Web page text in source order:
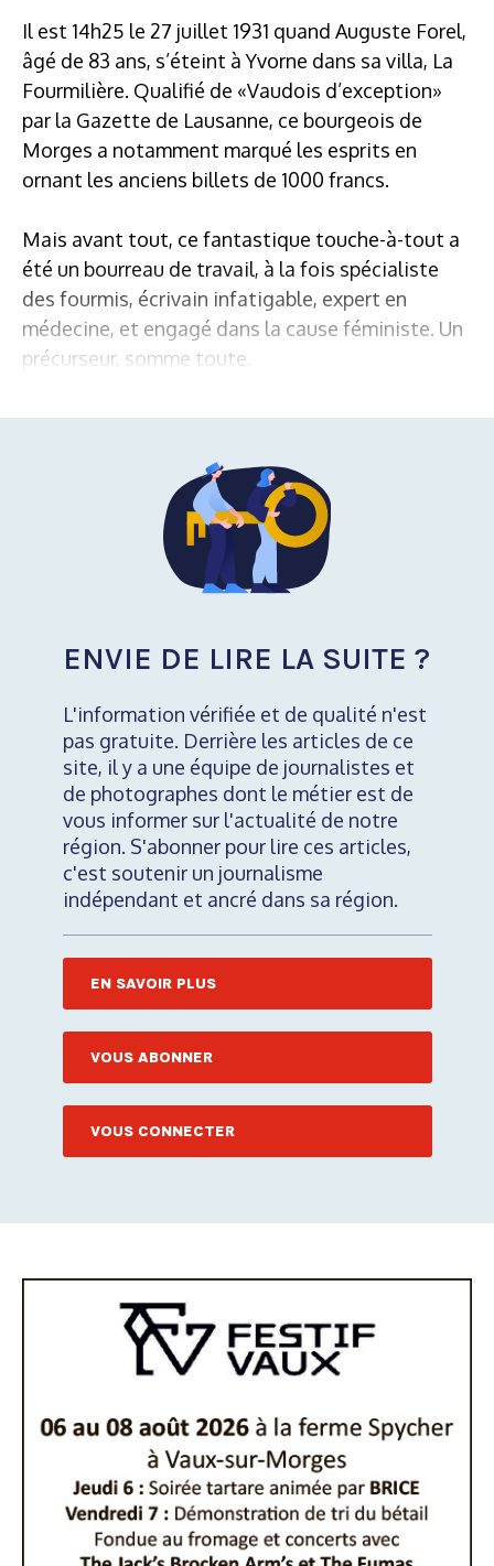
Il est 14h25 le 27 juillet 1931 quand Auguste Forel,
âgé de 83 ans, s’éteint à Yvorne dans sa villa, La
Fourmilière. Qualifié de «Vaudois d’exception»
par la Gazette de Lausanne, ce bourgeois de
Morges a notamment marqué les esprits en
ornant les anciens billets de 1000 francs.
Mais avant tout, ce fantastique touche-à-tout a
été un bourreau de travail, à la fois spécialiste
des fourmis, écrivain infatigable, expert en
médecine, et engagé dans la cause féministe. Un
précurseur, somme toute.
ENVIE DE LIRE LA SUITE ?
L'information vérifiée et de qualité n'est
pas gratuite. Derrière les articles de ce
site, il y a une équipe de journalistes et
de photographes dont le métier est de
vous informer sur l'actualité de notre
région. S'abonner pour lire ces articles,
c'est soutenir un journalisme
indépendant et ancré dans sa région.
EN SAVOIR PLUS
VOUS ABONNER
VOUS CONNECTER